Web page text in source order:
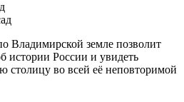
Владимирской земле позволит
истории России и увидеть
столицу во всей её неповторимой